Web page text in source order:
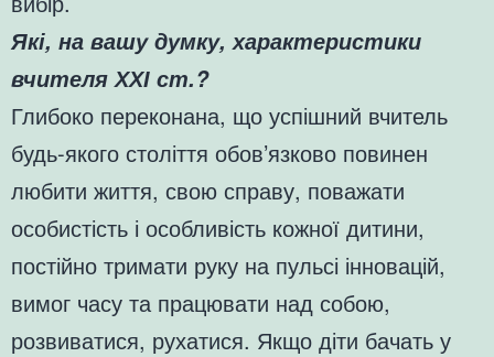
Які, на вашу думку, характеристики
вчителя ХХІ ст.?
Глибоко переконана, що успішний вчитель
будь-якого століття обов’язково повинен
любити життя, свою справу, поважати
особистість і особливість кожної дитини,
постійно тримати руку на пульсі інновацій,
вимог часу та працювати над собою,
розвиватися, рухатися. Якщо діти бачать у